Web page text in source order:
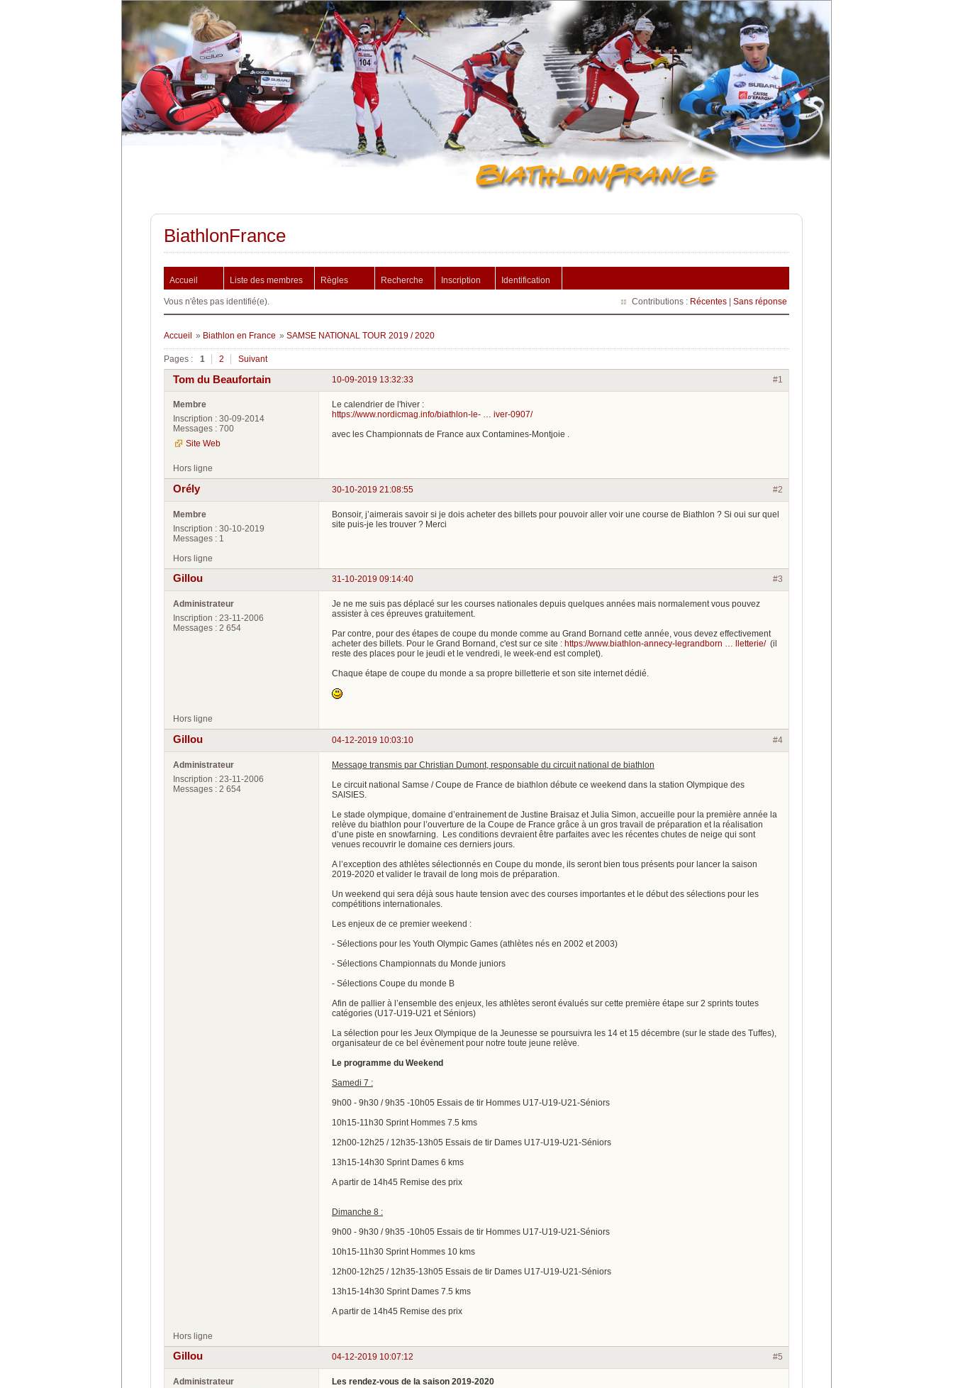
BiathlonFrance
Accueil Liste des membres Règles Recherche Inscription Identification
Vous n'êtes pas identifié(e). Contributions : Récentes Sans réponse
Accueil » Biathlon en France » SAMSE NATIONAL TOUR 2019 / 2020
Pages : 1 2 Suivant
#1
10-09-2019 13:32:33
Tom du Beaufortain
Membre
Inscription : 30-09-2014
Messages : 700
Site Web
Le calendrier de l'hiver :
https://www.nordicmag.info/biathlon-le- … iver-0907/
avec les Championnats de France aux Contamines-Montjoie .
Hors ligne
#2
30-10-2019 21:08:55
Orély
Membre
Inscription : 30-10-2019
Messages : 1
Bonsoir, j’aimerais savoir si je dois acheter des billets pour pouvoir aller voir une course de Biathlon ? Si oui sur quel
site puis-je les trouver ? Merci
Hors ligne
#3
31-10-2019 09:14:40
Gillou
Administrateur
Inscription : 23-11-2006
Messages : 2 654
Je ne me suis pas déplacé sur les courses nationales depuis quelques années mais normalement vous pouvez
assister à ces épreuves gratuitement.
Par contre, pour des étapes de coupe du monde comme au Grand Bornand cette année, vous devez effectivement
acheter des billets. Pour le Grand Bornand, c'est sur ce site : https://www.biathlon-annecy-legrandborn … lletterie/(il
reste des places pour le jeudi et le vendredi, le week-end est complet).
Chaque étape de coupe du monde a sa propre billetterie et son site internet dédié.
Hors ligne
#4
04-12-2019 10:03:10
Gillou
Administrateur
Inscription : 23-11-2006
Messages : 2 654
Message transmis par Christian Dumont, responsable du circuit national de biathlon
Le circuit national Samse / Coupe de France de biathlon débute ce weekend dans la station Olympique des
SAISIES.
Le stade olympique, domaine d’entrainement de Justine Braisaz et Julia Simon, accueille pour la première année la
relève du biathlon pour l’ouverture de la Coupe de France grâce à un gros travail de préparation et la réalisation
d’une piste en snowfarning. Les conditions devraient être parfaites avec les récentes chutes de neige qui sont
venues recouvrir le domaine ces derniers jours.
A l’exception des athlètes sélectionnés en Coupe du monde, ils seront bien tous présents pour lancer la saison
2019-2020 et valider le travail de long mois de préparation.
Un weekend qui sera déjà sous haute tension avec des courses importantes et le début des sélections pour les
compétitions internationales.
Les enjeux de ce premier weekend :
- Sélections pour les Youth Olympic Games (athlètes nés en 2002 et 2003)
- Sélections Championnats du Monde juniors
- Sélections Coupe du monde B
Afin de pallier à l’ensemble des enjeux, les athlètes seront évalués sur cette première étape sur 2 sprints toutes
catégories (U17-U19-U21 et Séniors)
La sélection pour les Jeux Olympique de la Jeunesse se poursuivra les 14 et 15 décembre (sur le stade des Tuffes),
organisateur de ce bel évènement pour notre toute jeune relève.
Le programme du Weekend
Samedi 7 :
9h00 - 9h30 / 9h35 -10h05 Essais de tir Hommes U17-U19-U21-Séniors
10h15-11h30 Sprint Hommes 7.5 kms
12h00-12h25 / 12h35-13h05 Essais de tir Dames U17-U19-U21-Séniors
13h15-14h30 Sprint Dames 6 kms
A partir de 14h45 Remise des prix
Dimanche 8 :
9h00 - 9h30 / 9h35 -10h05 Essais de tir Hommes U17-U19-U21-Séniors
10h15-11h30 Sprint Hommes 10 kms
12h00-12h25 / 12h35-13h05 Essais de tir Dames U17-U19-U21-Séniors
13h15-14h30 Sprint Dames 7.5 kms
A partir de 14h45 Remise des prix
Hors ligne
#5
04-12-2019 10:07:12
Gillou
Administrateur
Les rendez-vous de la saison 2019-2020